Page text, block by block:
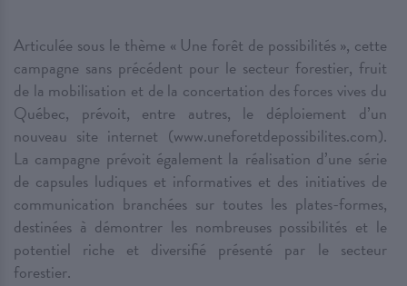
Articulée sous le thème « Une forêt de possibilités », cette
campagne sans précédent pour le secteur forestier, fruit
de la mobilisation et de la concertation des forces vives du
Québec, prévoit, entre autres, le déploiement d’un
nouveau site internet (www.uneforetdepossibilites.com).
La campagne prévoit également la réalisation d’une série
de capsules ludiques et informatives et des initiatives de
communication branchées sur toutes les plates-formes,
destinées à démontrer les nombreuses possibilités et le
potentiel riche et diversifié présenté par le secteur
forestier.